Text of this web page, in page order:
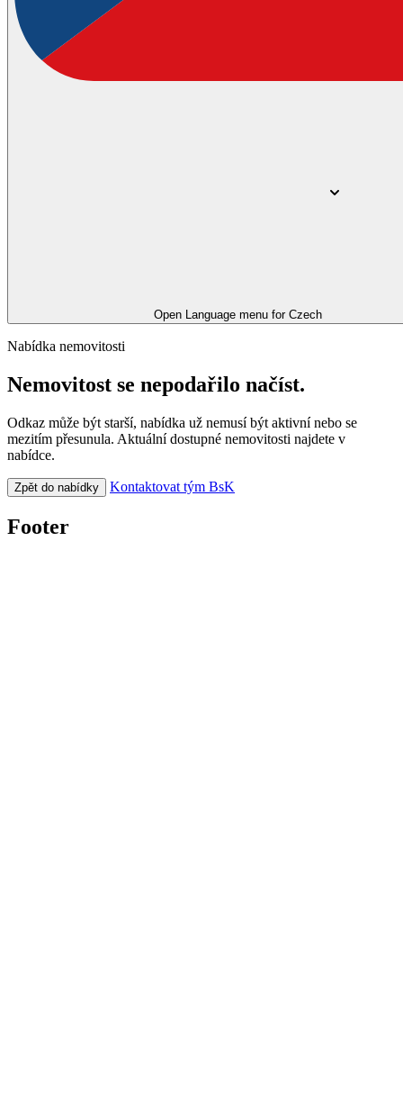
Open Language menu for Czech
Nabídka nemovitosti
Nemovitost se nepodařilo načíst.
Odkaz může být starší, nabídka už nemusí být aktivní nebo se
mezitím přesunula. Aktuální dostupné nemovitosti najdete v
nabídce.
Zpět do nabídky Kontaktovat tým BsK
Footer